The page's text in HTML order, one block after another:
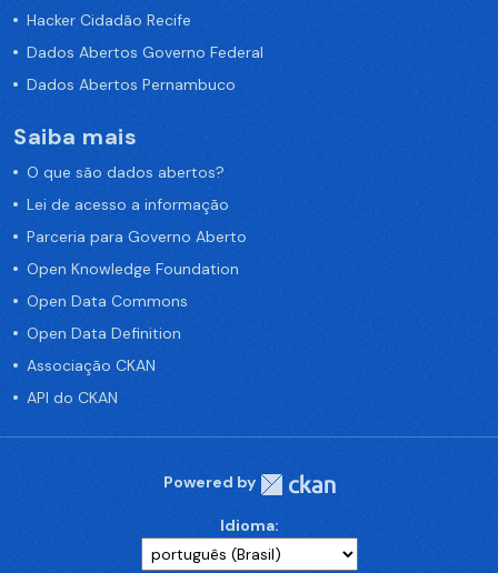
Hacker Cidadão Recife
Dados Abertos Governo Federal
Dados Abertos Pernambuco
Saiba mais
O que são dados abertos?
Lei de acesso a informação
Parceria para Governo Aberto
Open Knowledge Foundation
Open Data Commons
Open Data Definition
Associação CKAN
API do CKAN
Powered by
Idioma